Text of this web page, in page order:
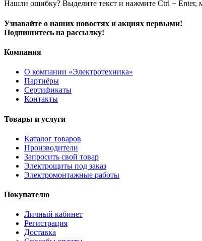
Нашли ошибку? Выделите текст и нажмите Ctrl + Enter,
Узнавайте о наших новостях и акциях первыми!
Подпишитесь на рассылку!
Компания
О компании «Электротехника»
Партнёры
Сертификаты
Контакты
Товары и услуги
Каталог товаров
Производители
Запросить свой товар
Электрощиты под заказ
Электромонтажные работы
Покупателю
Личный кабинет
Регистрация
Доставка